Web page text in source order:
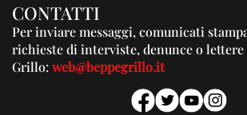
CONTATTI
Per inviare messaggi, comunicati
richieste di interviste, denunce o lettere
Grillo:web@beppegrillo.it